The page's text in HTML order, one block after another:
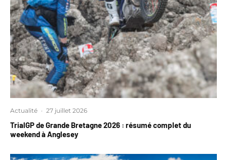
Actualité · 27 juillet 2026
TrialGP de Grande Bretagne 2026 : résumé complet du
weekend à Anglesey